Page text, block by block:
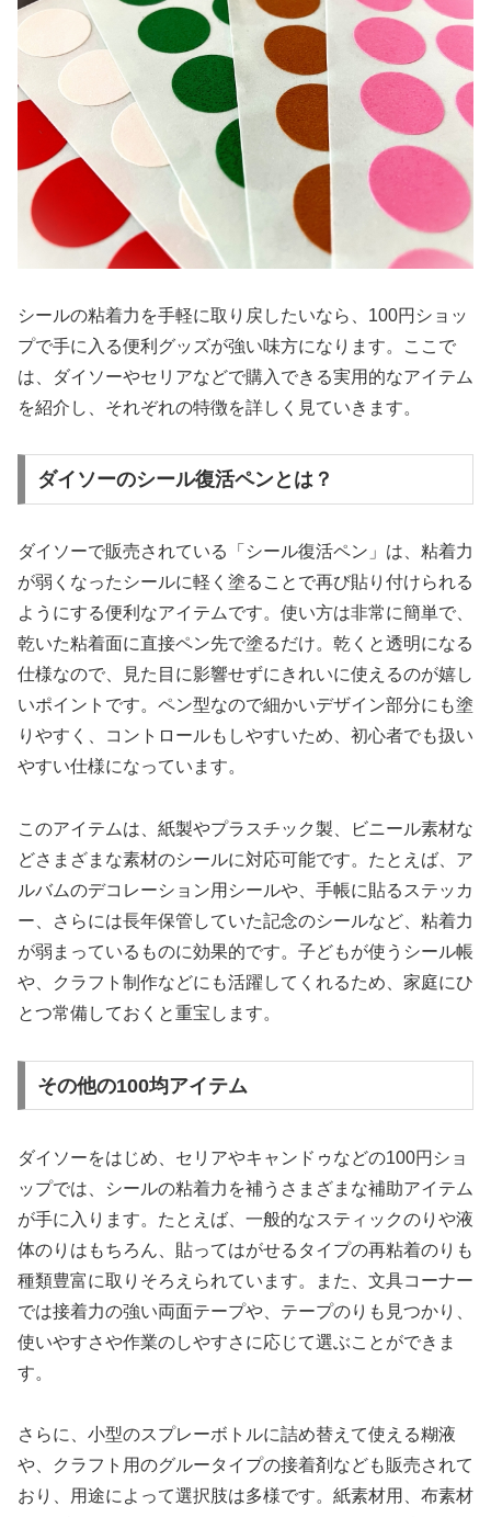
シールの粘着力を手軽に取り戻したいなら、100円ショッ
プで手に入る便利グッズが強い味方になります。ここで
は、ダイソーやセリアなどで購入できる実用的なアイテム
を紹介し、それぞれの特徴を詳しく見ていきます。
ダイソーのシール復活ペンとは？
ダイソーで販売されている「シール復活ペン」は、粘着力
が弱くなったシールに軽く塗ることで再び貼り付けられる
ようにする便利なアイテムです。使い方は非常に簡単で、
乾いた粘着面に直接ペン先で塗るだけ。乾くと透明になる
仕様なので、見た目に影響せずにきれいに使えるのが嬉し
いポイントです。ペン型なので細かいデザイン部分にも塗
りやすく、コントロールもしやすいため、初心者でも扱い
やすい仕様になっています。
このアイテムは、紙製やプラスチック製、ビニール素材な
どさまざまな素材のシールに対応可能です。たとえば、ア
ルバムのデコレーション用シールや、手帳に貼るステッカ
ー、さらには長年保管していた記念のシールなど、粘着力
が弱まっているものに効果的です。子どもが使うシール帳
や、クラフト制作などにも活躍してくれるため、家庭にひ
とつ常備しておくと重宝します。
その他の100均アイテム
ダイソーをはじめ、セリアやキャンドゥなどの100円ショ
ップでは、シールの粘着力を補うさまざまな補助アイテム
が手に入ります。たとえば、一般的なスティックのりや液
体のりはもちろん、貼ってはがせるタイプの再粘着のりも
種類豊富に取りそろえられています。また、文具コーナー
では接着力の強い両面テープや、テープのりも見つかり、
使いやすさや作業のしやすさに応じて選ぶことができま
す。
さらに、小型のスプレーボトルに詰め替えて使える糊液
や、クラフト用のグルータイプの接着剤なども販売されて
おり、用途によって選択肢は多様です。紙素材用、布素材